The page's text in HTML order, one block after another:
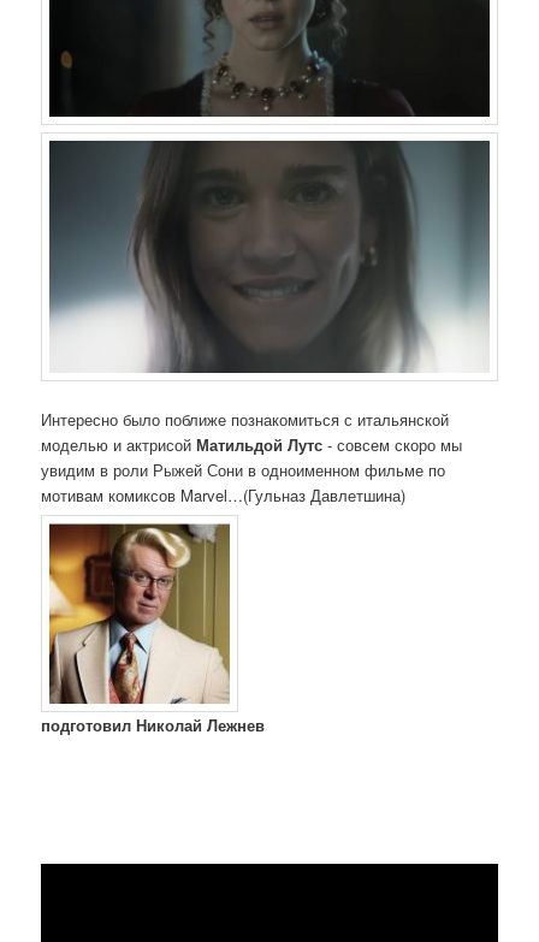
Интересно было поближе познакомиться с итальянской
моделью и актрисойМатильдой Лутс - совсем скоро мы
увидим в роли Рыжей Сони в одноименном фильме по
мотивам комиксов Marvel…(Гульназ Давлетшина)
подготовил Николай Лежнев